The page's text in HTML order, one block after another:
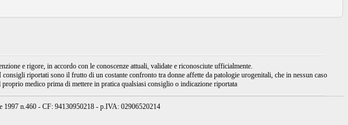
e rigore, in accordo con le conoscenze attuali, validate e riconosciute ufficialmente.
riportati sono il frutto di un costante confronto tra donne affette da patologie urogenitali, che in nessun caso
medico prima di mettere in pratica qualsiasi consiglio o indicazione riportata
1997 n.460 - CF: 94130950218 - p.IVA: 02906520214